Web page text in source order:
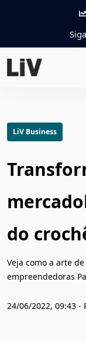
Siga
LiV Business
do
Veja como a arte
empreendedoras
24/06/2022, 09:43 -